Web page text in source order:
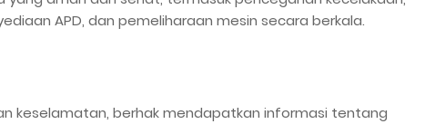
APD, dan pemeliharaan mesin secara berkala.
keselamatan, berhak mendapatkan informasi tentang